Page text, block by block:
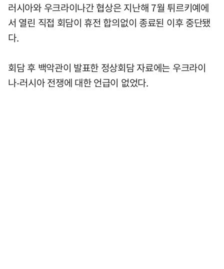
러시아와 우크라이나간 협상은 지난해 7월 튀르키예에
서 열린 직접 회담이 휴전 합의없이 종료된 이후 중단됐
다.
회담 후 백악관이 발표한 정상회담 자료에는 우크라이
나-러시아 전쟁에 대한 언급이 없었다.